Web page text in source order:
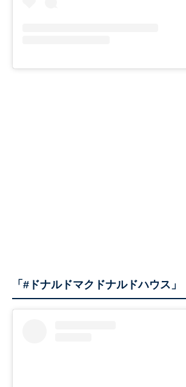
「#ドナルドマクドナルドハウス」